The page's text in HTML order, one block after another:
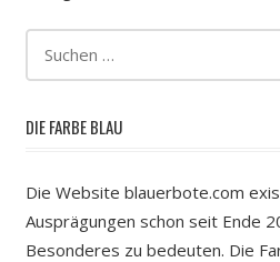
DIE FARBE BLAU
Die Website blauerbote.com
Ausprägungen schon seit Ende
Besonderes zu bedeuten. Die